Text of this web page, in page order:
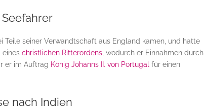
seiner Verwandtschaft aus England kamen, und hatte
eineschristlichen Ritterordens , wodurch er Einnahmen durch
er im Auftrag König Johanns II. von Portugal für einen
nach Indien